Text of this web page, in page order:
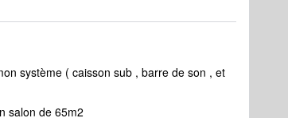
système ( caisson sub , barre de son , et
salon de 65m2